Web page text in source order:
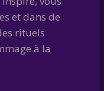
et dans de
rituels
à la